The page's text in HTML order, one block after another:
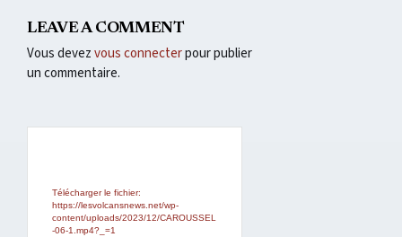
LEAVE A COMMENT
Vous devezvous connecterpour publier
un commentaire.
Télécharger le fichier:
https://lesvolcansnews.net/wp-
content/uploads/2023/12/CAROUSSEL
-06-1.mp4?_=1